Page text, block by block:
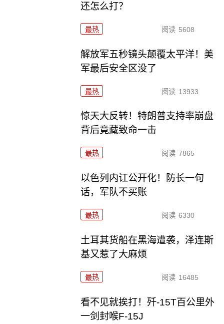
还怎么打？
最热 阅读 5608
解放军五秒镜头颠覆太平洋！美
军最后安全区没了
最热 阅读 13933
惊天大反转！特朗普支持率崩盘
背后竟藏致命一击
最热 阅读 7865
以色列内讧公开化！防长一句
话，军队不买账
最热 阅读 6330
土耳其货船在黑海遭袭，泽连斯
基又惹了大麻烦
最热 阅读 16485
看不见就挨打！歼-15T百公里外
一剑封喉F-15J